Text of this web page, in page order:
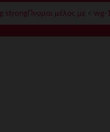
strongΓίνομαι μέλος με <